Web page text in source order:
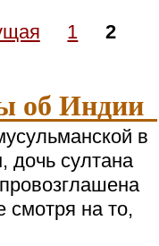
1 2
об Индии
в
дочь султана
смотря на то,